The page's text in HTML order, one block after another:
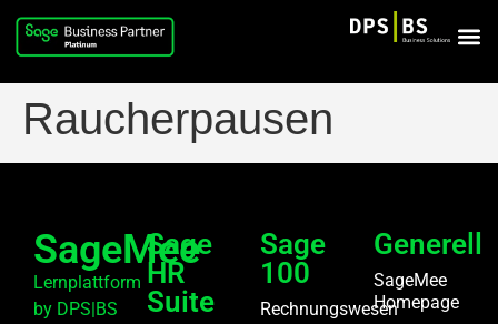
Raucherpausen
SageMee
Lernplattform
by DPS|BS
Sage
HR
Suite
Sage
100
Rechnungswesen
Generell
SageMee
Homepage